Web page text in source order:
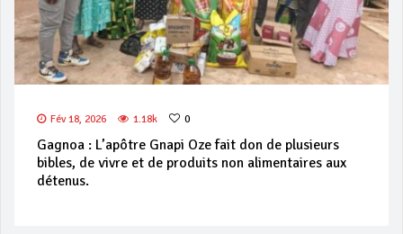
Fév 18, 2026 1.18k 0
Gagnoa : L’apôtre Gnapi Oze fait don de plusieurs
bibles, de vivre et de produits non alimentaires aux
détenus.